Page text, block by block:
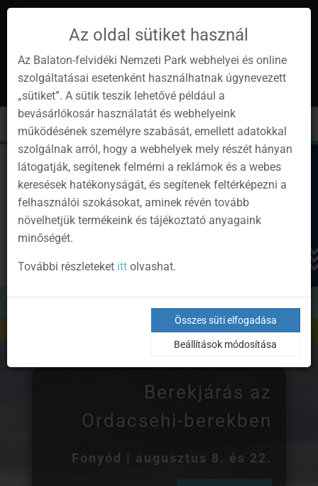
Instagram
YoutubeFacebookProgramok
Hírlevél
hu
Toggle
cart
Toggle
navigation
Bejelentkezés
Pannon Csillagda és
Erdők Háza
Bakonybél | szerda–vasárnap
Az oldal sütiket használ
Az Balaton-felvidéki Nemzeti Park webhelyei és online
szolgáltatásai esetenként használhatnak úgynevezett
„sütiket”. A sütik teszik lehetővé például a
bevásárlókosár használatát és webhelyeink
működésének személyre szabását, emellett adatokkal
szolgálnak arról, hogy a webhelyek mely részét hányan
látogatják, segítenek felmérni a reklámok és a webes
keresések hatékonyságát, és segítenek feltérképezni a
felhasználói szokásokat, aminek révén tovább
növelhetjük termékeink és tájékoztató anyagaink
minőségét.
További részleteket ittolvashat.
Összes süti elfogadása
Beállítások módosítása